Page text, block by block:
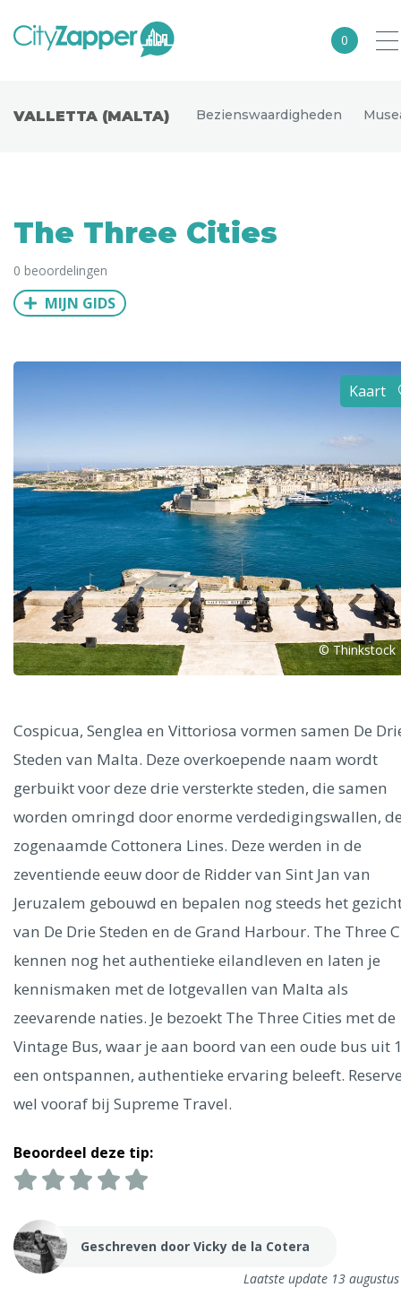
0
Europa
Noord-Amerika
Azië
Alle steden
Phoenix
Dresden
Venetië
Dublin
Hong Kong München Wenen Budapest
Madrid
Vancouver
Alles bekijken
VALLETTA (MALTA) Bezienswaardigheden
The Three Cities
0 beoordelingen
MIJN GIDS
Kaart
© Thinkstock
Cospicua, Senglea en Vittoriosa vormen samen De
Steden van Malta. Deze overkoepende naam wordt
gerbuikt voor deze drie versterkte steden, die samen
worden omringd door enorme verdedigingswallen,
zogenaamde Cottonera Lines. Deze werden in de
zeventiende eeuw door de Ridder van Sint Jan van
Jeruzalem gebouwd en bepalen nog steeds het
van De Drie Steden en de Grand Harbour. The Three
kennen nog het authentieke eilandleven en laten je
kennismaken met de lotgevallen van Malta als
zeevarende naties. Je bezoekt The Three Cities met de
Vintage Bus, waar je aan boord van een oude bus uit
een ontspannen, authentieke ervaring beleeft.
wel vooraf bij Supreme Travel.
Beoordeel deze tip:
Geschreven door Vicky de la Cotera
Laatste update 13